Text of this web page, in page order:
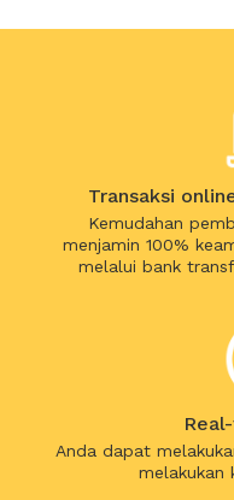
Transaksi
Kemudahan
menjamin 100%
melalui bank
Anda dapat
melakukan